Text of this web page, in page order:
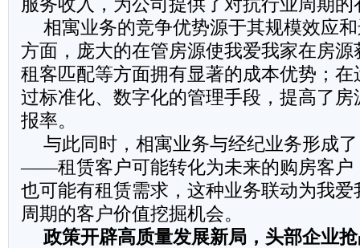
服务收入，为公司提供了对抗行业周期的
相寓业务的竞争优势源于其规模效应
方面，庞大的在管房源使我爱我家在房
租客匹配等方面拥有显著的成本优势；
过标准化、数字化的管理手段，提高了
报率。
与此同时，相寓业务与经纪业务形成
——租赁客户可能转化为未来的购房客户
也可能有租赁需求，这种业务联动为我
周期的客户价值挖掘机会。
政策开辟高质量发展新局，头部企业